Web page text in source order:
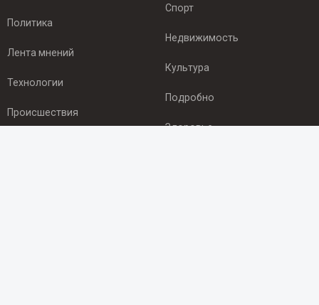
Политика
Лента мнений
Технологии
Происшествия
Спорт
Недвижимость
Культура
Подробно
Здоровье